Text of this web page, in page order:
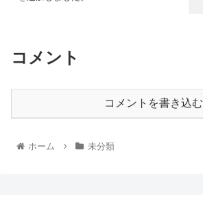
コメント
コメントを書き込む
ホーム 未分類